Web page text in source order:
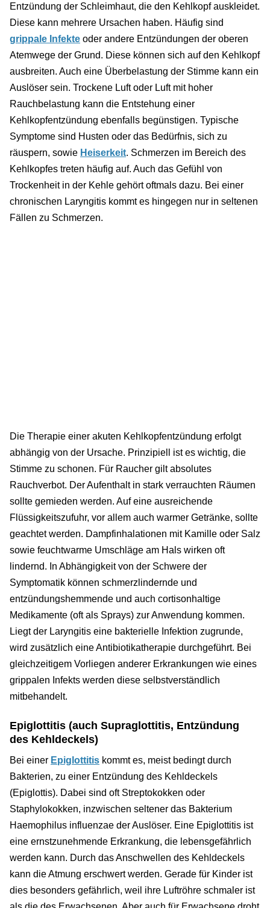
Entzündung der Schleimhaut, die den Kehlkopf auskleidet.
Diese kann mehrere Ursachen haben. Häufig sind
grippale Infekte oder andere Entzündungen der oberen
Atemwege der Grund. Diese können sich auf den Kehlkopf
ausbreiten. Auch eine Überbelastung der Stimme kann ein
Auslöser sein. Trockene Luft oder Luft mit hoher
Rauchbelastung kann die Entstehung einer
Kehlkopfentzündung ebenfalls begünstigen. Typische
Symptome sind Husten oder das Bedürfnis, sich zu
räuspern, sowie Heiserkeit. Schmerzen im Bereich des
Kehlkopfes treten häufig auf. Auch das Gefühl von
Trockenheit in der Kehle gehört oftmals dazu. Bei einer
chronischen Laryngitis kommt es hingegen nur in seltenen
Fällen zu Schmerzen.
Die Therapie einer akuten Kehlkopfentzündung erfolgt
abhängig von der Ursache. Prinzipiell ist es wichtig, die
Stimme zu schonen. Für Raucher gilt absolutes
Rauchverbot. Der Aufenthalt in stark verrauchten Räumen
sollte gemieden werden. Auf eine ausreichende
Flüssigkeitszufuhr, vor allem auch warmer Getränke, sollte
geachtet werden. Dampfinhalationen mit Kamille oder Salz
sowie feuchtwarme Umschläge am Hals wirken oft
lindernd. In Abhängigkeit von der Schwere der
Symptomatik können schmerzlindernde und
entzündungshemmende und auch cortisonhaltige
Medikamente (oft als Sprays) zur Anwendung kommen.
Liegt der Laryngitis eine bakterielle Infektion zugrunde,
wird zusätzlich eine Antibiotikatherapie durchgeführt. Bei
gleichzeitigem Vorliegen anderer Erkrankungen wie eines
grippalen Infekts werden diese selbstverständlich
mitbehandelt.
Epiglottitis (auch Supraglottitis, Entzündung
des Kehldeckels)
Bei einer Epiglottitis kommt es, meist bedingt durch
Bakterien, zu einer Entzündung des Kehldeckels
(Epiglottis). Dabei sind oft Streptokokken oder
Staphylokokken, inzwischen seltener das Bakterium
Haemophilus influenzae der Auslöser. Eine Epiglottitis ist
eine ernstzunehmende Erkrankung, die lebensgefährlich
werden kann. Durch das Anschwellen des Kehldeckels
kann die Atmung erschwert werden. Gerade für Kinder ist
dies besonders gefährlich, weil ihre Luftröhre schmaler ist